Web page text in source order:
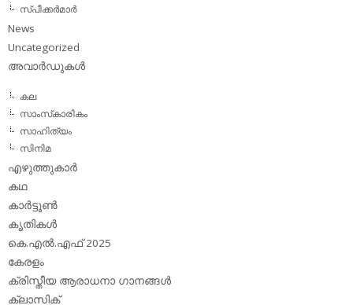
സ്പീക്കര്‍മാര്‍
News
Uncategorized
അവാര്‍ഡുകള്‍
കല
സാംസ്‌കാരികം
സാഹിത്യം
സിനിമ
എഴുത്തുകാര്‍
കഥ
കാര്‍ട്ടൂണ്‍
കൃതികള്‍
കെ.എല്‍.എഫ് 2025
കേരളം
ക്രിസ്തീയ ആരാധനാ ഗാനങ്ങള്‍
ക്ലാസിക്‌